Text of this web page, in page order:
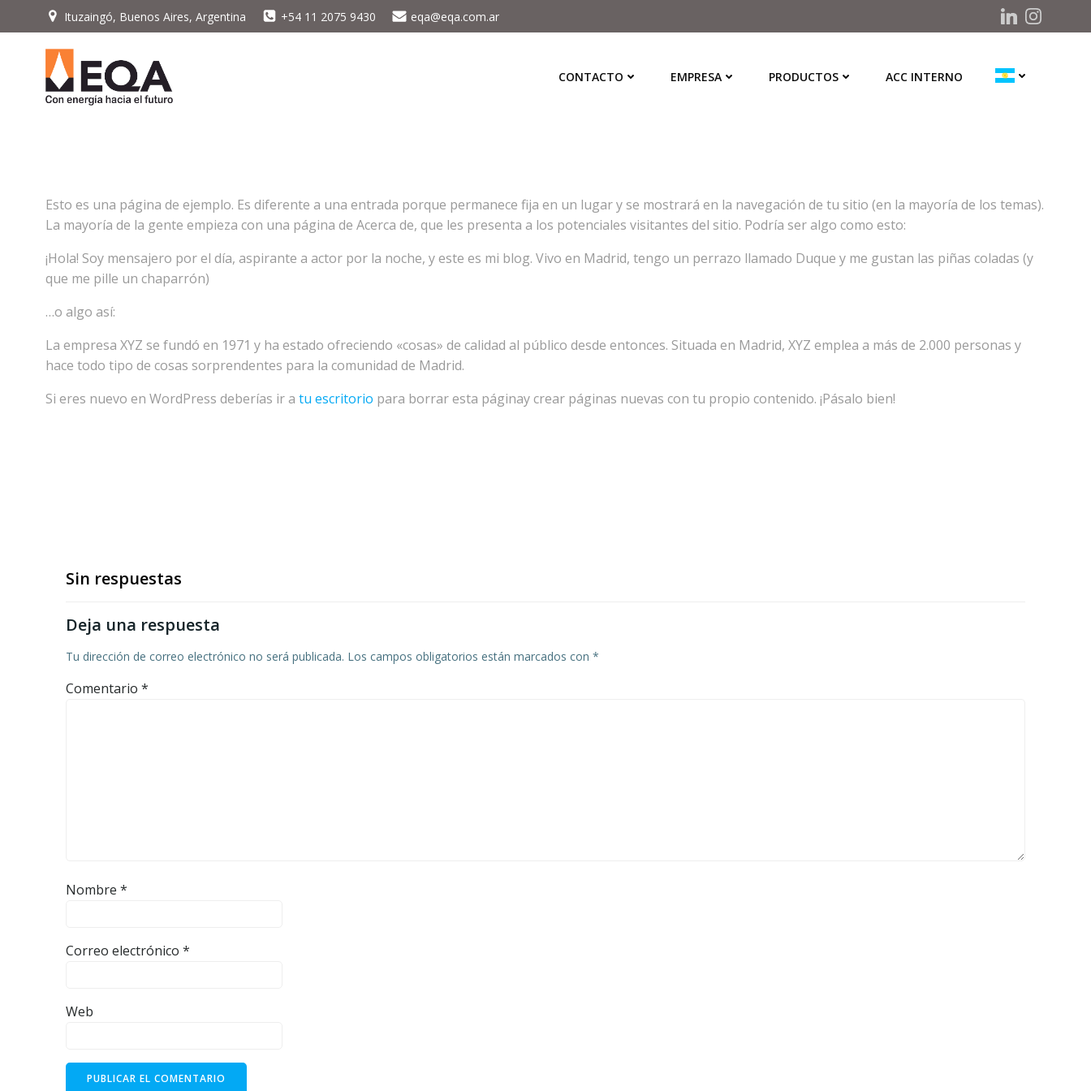
al
contenido
Ituzaingó, Buenos Aires, Argentina +54 11 2075 9430 eqa@eqa.com.ar
CONTACTO EMPRESA PRODUCTOS ACC INTERNO
Esto es una página de ejemplo. Es diferente a una entrada porque permanece fija en un lugar y se mostrará en la navegación de tu sitio (en la mayoría de los temas).
La mayoría de la gente empieza con una página de Acerca de, que les presenta a los potenciales visitantes del sitio. Podría ser algo como esto:
¡Hola! Soy mensajero por el día, aspirante a actor por la noche, y este es mi blog. Vivo en Madrid, tengo un perrazo llamado Duque y me gustan las piñas coladas (y
que me pille un chaparrón)
…o algo así:
La empresa XYZ se fundó en 1971 y ha estado ofreciendo «cosas» de calidad al público desde entonces. Situada en Madrid, XYZ emplea a más de 2.000 personas y
hace todo tipo de cosas sorprendentes para la comunidad de Madrid.
Si eres nuevo en WordPress deberías ir a tu escritorio para borrar esta páginay crear páginas nuevas con tu propio contenido. ¡Pásalo bien!
Sin respuestas
Deja una respuesta
Tu dirección de correo electrónico no será publicada. Los campos obligatorios están marcados con *
Comentario *
Nombre *
Correo electrónico *
Web